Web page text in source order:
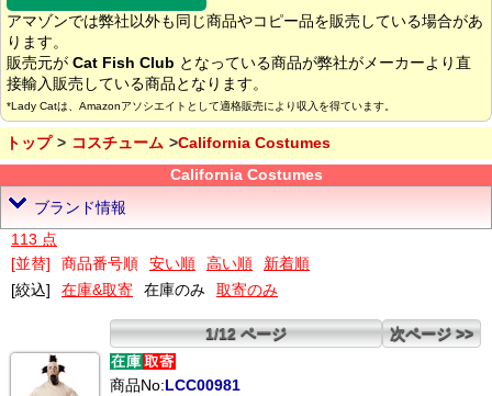
アマゾンでは弊社以外も同じ商品やコピー品を販売している場合があ
ります。
販売元が Cat Fish Club となっている商品が弊社がメーカーより直
接輸入販売している商品となります。
*Lady Catは、Amazonアソシエイトとして適格販売により収入を得ています。
トップ コスチューム
California Costumes
California Costumes
ブランド情報
113 点
[並替]
商品番号順 安い順 高い順
新着順
[絞込]
在庫&取寄 在庫のみ 取寄のみ
1/12 ページ 次ページ >>
商品No:LCC00981